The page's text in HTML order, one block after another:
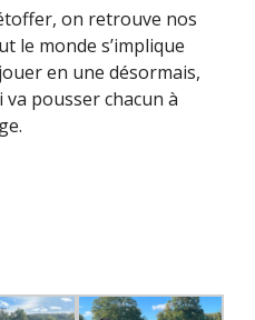
on retrouve nos
le monde s’implique
en une désormais,
va pousser chacun à